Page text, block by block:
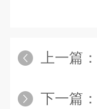
上一篇：
下一篇：